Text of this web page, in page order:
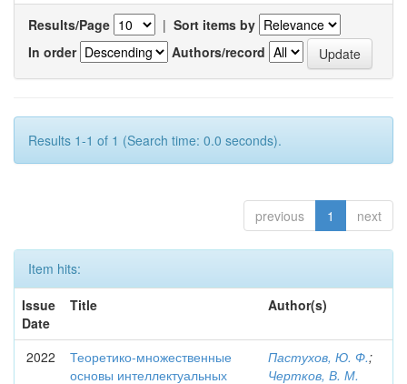
Results/Page | Sort items by
In order
Authors/record
Results 1-1 of 1 (Search time: 0.0 seconds).
previous 1 next
Item hits:
Issue
Date
Title Author(s)
2022
Теоретико-множественные
основы интеллектуальных
Пастухов, Ю. Ф.;
Чертков, В. М.